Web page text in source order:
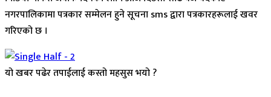
नगरपालिकामा पत्रकार सम्मेलन हुने सूचना sms द्वारा पत्रकारहरूलाई खवर
गरिएको छ ।
यो खबर पढेर तपाईलाई कस्तो महसुस भयो ?